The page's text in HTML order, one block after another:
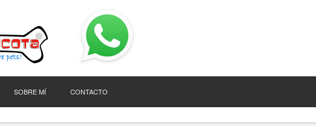
SOBRE MÍ CONTACTO